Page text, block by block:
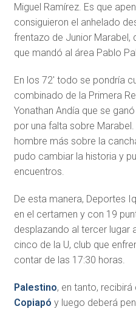
Miguel Ramírez. Es que
consiguieron el anhelado
frentazo de Junior Marabel,
que mandó al área Pablo
En los 72′ todo se pondría
combinado de la Primera
Yonathan Andía que se
por una falta sobre
hombre más sobre la
pudo cambiar la historia y
encuentros.
De esta manera, Deportes
en el certamen y con 19
desplazando al tercer lugar
cinco de la U, club que
contar de las 17:30 horas.
Palestino, en tanto,
Copiapó y luego deberá